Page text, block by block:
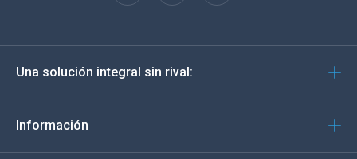
English
Deutsch
Italiano
Una solución integral sin rival:
Información